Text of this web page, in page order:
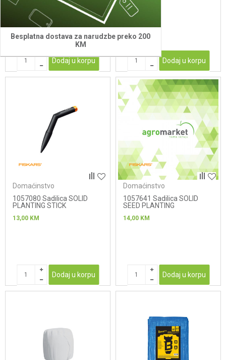
Besplatna dostava za narudzbe preko 200
KM
76,00
Dodaj u korpu
28,00
Dodaj u korpu
Domaćinstvo
1057080 Sadilica SOLID
PLANTING STICK
13,00 KM
Dodaj u korpu
Domaćinstvo
1057641 Sadilica SOLID
SEED PLANTING
14,00 KM
Dodaj u korpu